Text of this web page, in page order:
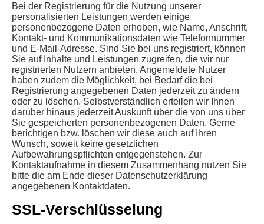
Bei der Registrierung für die Nutzung unserer
personalisierten Leistungen werden einige
personenbezogene Daten erhoben, wie Name, Anschrift,
Kontakt- und Kommunikationsdaten wie Telefonnummer
und E-Mail-Adresse. Sind Sie bei uns registriert, können
Sie auf Inhalte und Leistungen zugreifen, die wir nur
registrierten Nutzern anbieten. Angemeldete Nutzer
haben zudem die Möglichkeit, bei Bedarf die bei
Registrierung angegebenen Daten jederzeit zu ändern
oder zu löschen. Selbstverständlich erteilen wir Ihnen
darüber hinaus jederzeit Auskunft über die von uns über
Sie gespeicherten personenbezogenen Daten. Gerne
berichtigen bzw. löschen wir diese auch auf Ihren
Wunsch, soweit keine gesetzlichen
Aufbewahrungspflichten entgegenstehen. Zur
Kontaktaufnahme in diesem Zusammenhang nutzen Sie
bitte die am Ende dieser Datenschutzerklärung
angegebenen Kontaktdaten.
SSL-Verschlüsselung